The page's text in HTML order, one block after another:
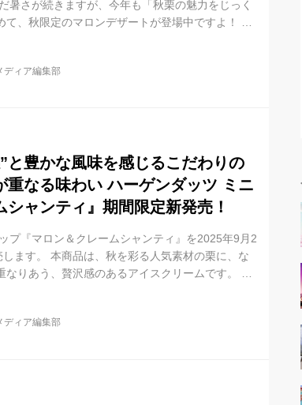
暑さが続きますが、今年も「秋栗の魅力をじっく
、秋限定のマロンデザートが登場中ですよ！ 商
香る芳醇な特製モンブランケーキが贅沢に添え
フトクリームと塩キャラメルクリームに、今年か
ットがトッピングされ、秋らしい上品な味わい
ディア編集部
と豊かな風味を感じるこだわりの
重なる味わい ハーゲンダッツ ミニ
ャンティ』期間限定新発売！
プ『マロン＆クレームシャンティ』を2025年9月2
ます。 本商品は、秋を彩る人気素材の栗に、な
りあう、贅沢感のあるアイスクリームです。 ク
繊細な風味が引き立つ、秋の訪れを感じられる味
味にクリームの味わいが重なる、旬を上品に味わ
もに、さつまいもや南瓜など、秋ならではの素材
ディア編集部